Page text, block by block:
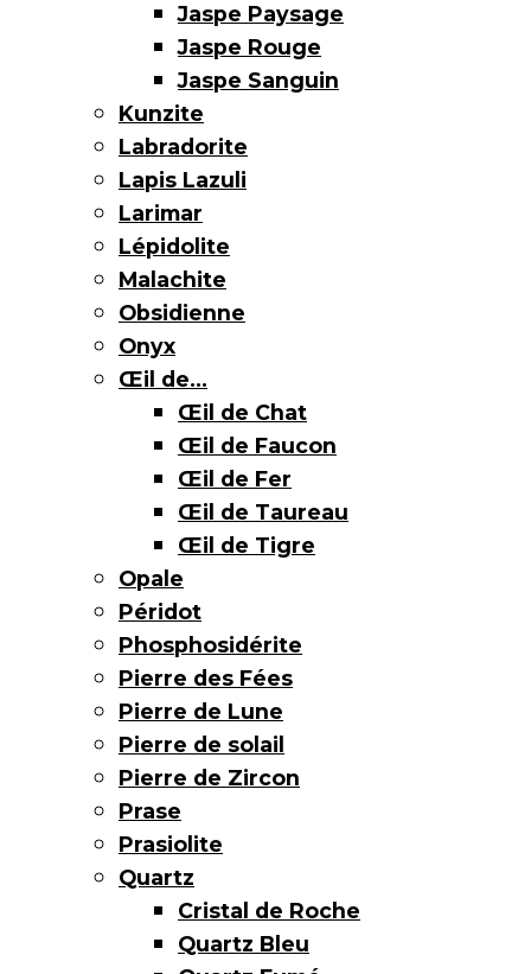
Jaspe Paysage
Jaspe Rouge
Jaspe Sanguin
Kunzite
Labradorite
Lapis Lazuli
Larimar
Lépidolite
Malachite
Obsidienne
Onyx
Œil de…
Œil de Chat
Œil de Faucon
Œil de Fer
Œil de Taureau
Œil de Tigre
Opale
Péridot
Phosphosidérite
Pierre des Fées
Pierre de Lune
Pierre de solail
Pierre de Zircon
Prase
Prasiolite
Quartz
Cristal de Roche
Quartz Bleu